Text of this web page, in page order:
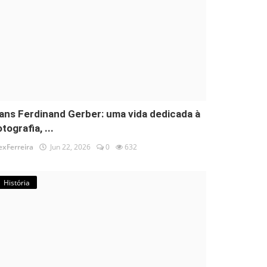
Ferdinand Gerber: uma vida dedicada à
...
Jun 22, 2026 0 632
História